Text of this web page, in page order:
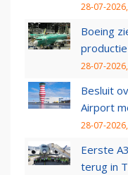
28-07-
Boeing
28-07-
Besluit
Airport
28-07-
Eerste
terug in